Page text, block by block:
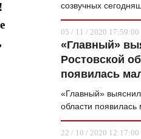
созвучных
05 / 11 / 2020 17:59:00
«Главный»
Ростовской
появилась
«Главный»
области появилась
22 / 10 / 2020 12:17:00